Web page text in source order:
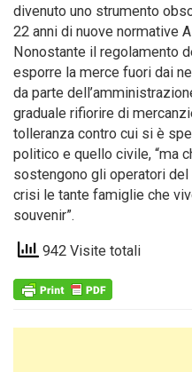
divenuto uno strumento
22 anni di nuove normative
Nonostante il regolamento
esporre la merce fuori dai
da parte
graduale rifiorire di
tolleranza contro cui si è
politico e quello civile, “ma
sostengono gli operatori
crisi le tante famiglie che
souvenir”.
942 Visite totali